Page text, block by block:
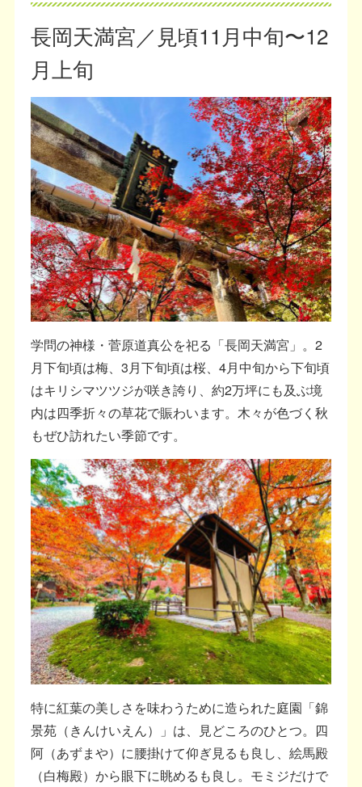
長岡天満宮／見頃11月中旬〜12
月上旬
学問の神様・菅原道真公を祀る「長岡天満宮」。2
月下旬頃は梅、3月下旬頃は桜、4月中旬から下旬頃
はキリシマツツジが咲き誇り、約2万坪にも及ぶ境
内は四季折々の草花で賑わいます。木々が色づく秋
もぜひ訪れたい季節です。
特に紅葉の美しさを味わうために造られた庭園「錦
景苑（きんけいえん）」は、見どころのひとつ。四
阿（あずまや）に腰掛けて仰ぎ見るも良し、絵馬殿
（白梅殿）から眼下に眺めるも良し。モミジだけで